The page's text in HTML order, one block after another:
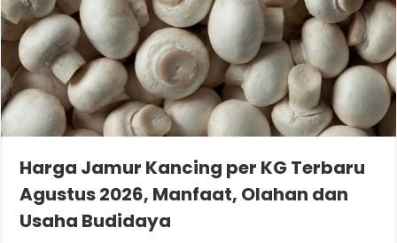
Harga Jamur Kancing per KG Terbaru
Agustus 2026, Manfaat, Olahan dan
Usaha Budidaya